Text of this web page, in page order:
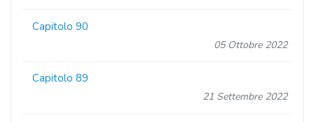
Capitolo 90
05 Ottobre 2022
Capitolo 89
21 Settembre 2022